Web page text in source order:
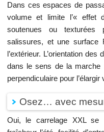
Dans ces espaces de
volume et limite l’« effet
soutenues ou texturées
salissures, et une surface
l’extérieur. L’orientation
dans le sens de la marche
perpendiculaire pour l’élargir
Osez… avec
Oui, le carrelage XXL se